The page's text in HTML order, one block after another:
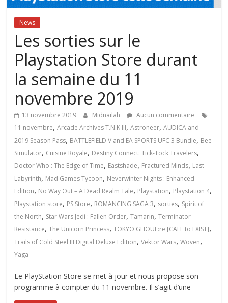
News
Les sorties sur le
Playstation Store durant
la semaine du 11
novembre 2019
13 novembre 2019 Midnailah
Aucun commentaire
11 novembre,Arcade Archives T.N.K III,Astroneer,AUDICA and
2019 Season Pass, BATTLEFIELD V and EA SPORTS UFC 3 Bundle, Bee
Simulator, Cuisine Royale, Destiny Connect: Tick-Tock Travelers,
Doctor Who : The Edge of Time, Eastshade, Fractured Minds, Last
Labyrinth, Mad Games Tycoon, Neverwinter Nights : Enhanced
Edition, No Way Out – A Dead Realm Tale, Playstation, Playstation 4,
Playstation store, PS Store, ROMANCING SAGA 3, sorties, Spirit of
the North, Star Wars Jedi : Fallen Order,Tamarin,Terminator
Resistance,The Unicorn Princess,TOKYO GHOUL:re [CALL to EXIST],
Trails of Cold Steel III Digital Deluxe Edition,Vektor Wars,Woven,
Yaga
Le PlayStation Store se met à jour et nous propose son
programme à compter du 11 novembre. Il s’agit d’une